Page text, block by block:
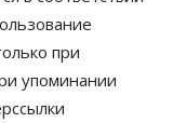
за ЖКУ
при
упоминании